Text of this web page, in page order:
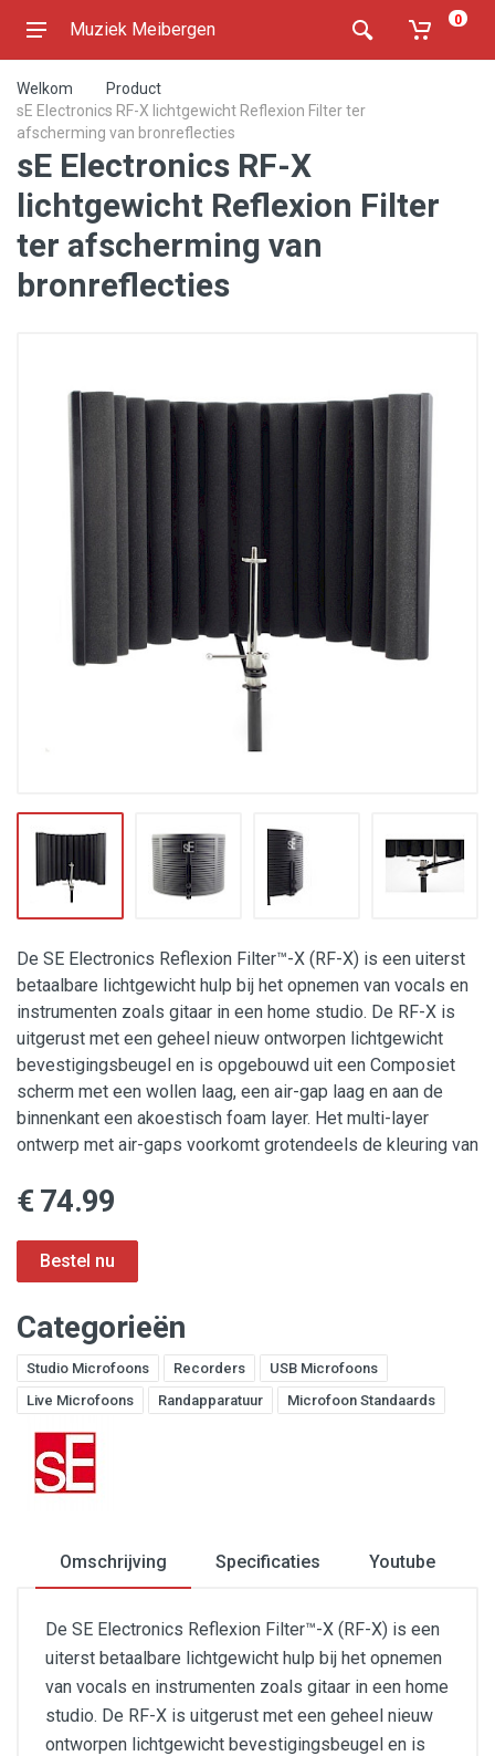
Muziek Meibergen 0
Welkom
Product
sE Electronics RF-X lichtgewicht Reflexion Filter ter
afscherming van bronreflecties
sE Electronics RF-X
lichtgewicht Reflexion Filter
ter afscherming van
bronreflecties
De SE Electronics Reflexion Filter™-X (RF-X) is een uiterst
betaalbare lichtgewicht hulp bij het opnemen van vocals en
instrumenten zoals gitaar in een home studio. De RF-X is
uitgerust met een geheel nieuw ontworpen lichtgewicht
bevestigingsbeugel en is opgebouwd uit een Composiet
scherm met een wollen laag, een air-gap laag en aan de
binnenkant een akoestisch foam layer. Het multi-layer
ontwerp met air-gaps voorkomt grotendeels de kleuring van
€ 74.99
Categorieën
Studio Microfoons Recorders
USB Microfoons
Live Microfoons
Randapparatuur Microfoon Standaards
Omschrijving Specificaties Youtube
De SE Electronics Reflexion Filter™-X (RF-X) is een
uiterst betaalbare lichtgewicht hulp bij het opnemen
van vocals en instrumenten zoals gitaar in een home
studio. De RF-X is uitgerust met een geheel nieuw
ontworpen lichtgewicht bevestigingsbeugel en is